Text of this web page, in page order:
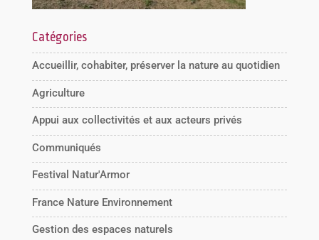
Catégories
Accueillir, cohabiter, préserver la nature au quotidien
Agriculture
Appui aux collectivités et aux acteurs privés
Communiqués
Festival Natur'Armor
France Nature Environnement
Gestion des espaces naturels